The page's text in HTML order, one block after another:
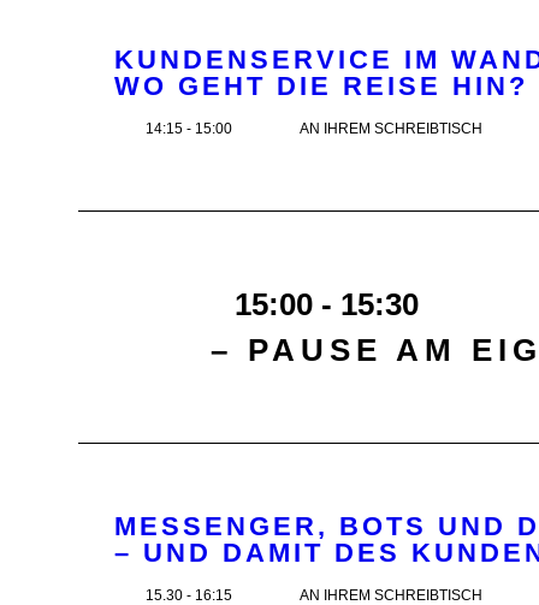
KUNDENSERVICE IM
WO GEHT DIE REISE HIN?
14:15 - 15:00 AN IHREM SCHREIBTISCH
15:00 - 15:30
– PAUSE AM
MESSENGER, BOTS UND
– UND DAMIT DES
15.30 - 16:15 AN IHREM SCHREIBTISCH